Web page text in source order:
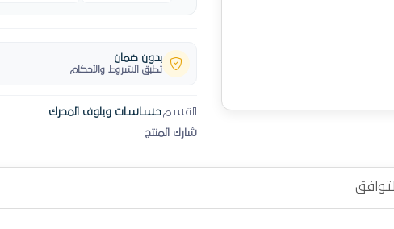
بدون ضمان
تطبق الشروط والأحكام
القسم:حساسات وبلوف المحرك
شارك المنتج
التوافق